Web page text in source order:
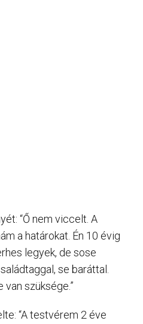
“Ő nem viccelt. A
a határokat. Én 10 évig
legyek, de sose
se baráttal.
szüksége.”
“A testvérem 2 éve